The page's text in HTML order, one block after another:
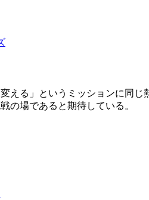
える」というミッションに同
の場であると期待している。